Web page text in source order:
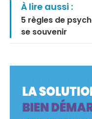
À lire aussi :
5 règles de
se souvenir